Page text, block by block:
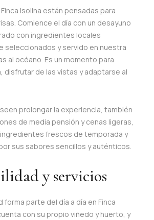
Isolina están pensadas para
Comience el día con un desayuno
con ingredientes locales
seleccionados y servido en nuestra
al océano. Es un momento para
disfrutar de las vistas y adaptarse al
prolongar la experiencia, también
de media pensión y cenas ligeras,
frescos de temporada y
sus sabores sencillos y auténticos.
y servicios
forma parte del día a día en Finca
con su propio viñedo y huerto, y